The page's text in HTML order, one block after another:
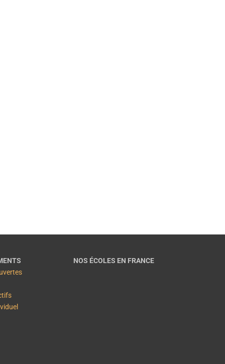
NOS ÉCOLES EN FRANCE